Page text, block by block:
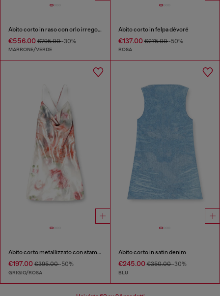
Abito corto in raso con orlo irregolare
€556.00 €795.00-30%
MARRONE/VERDE
Abito corto in felpa dévoré
€137.00€275.00-50%
ROSA
Abito corto metallizzato con stampa rose
€197.00 €395.00-50%
GRIGIO/ROSA
Abito corto in satin denim
€245.00€350.00-30%
BLU